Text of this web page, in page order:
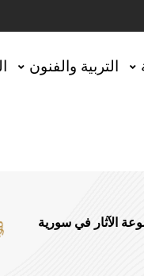
التربية والفنون
الآثار في سورية